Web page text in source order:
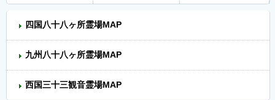
四国八十八ヶ所霊場MAP
九州八十八ヶ所霊場MAP
西国三十三観音霊場MAP